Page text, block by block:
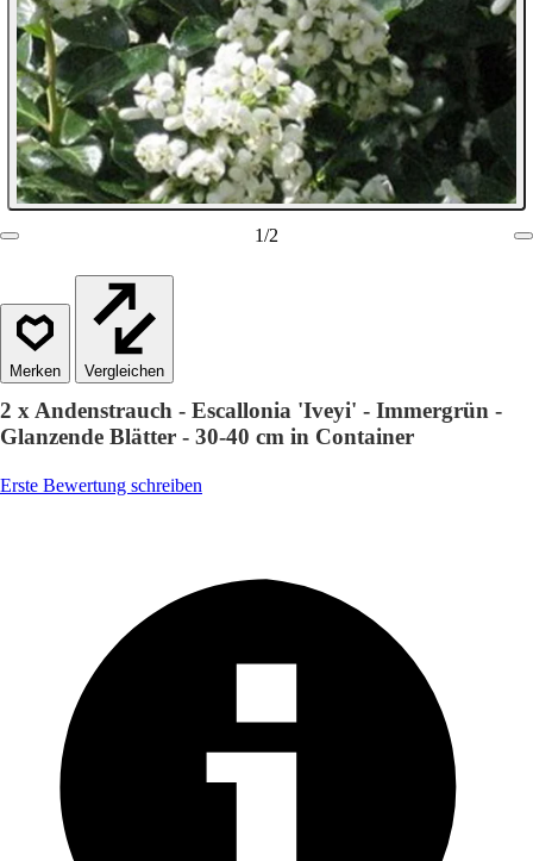
1/2
Vergleichen
2 x Andenstrauch - Escallonia 'Iveyi' - Immergrün -
Glanzende Blätter - 30-40 cm in Container
Erste Bewertung schreiben